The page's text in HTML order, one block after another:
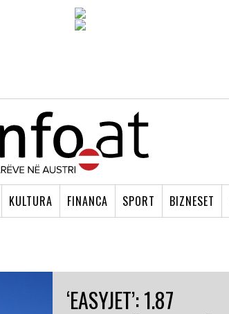
KULTURA FINANCA SPORT BIZNESET
‘EASYJET’: 1.87